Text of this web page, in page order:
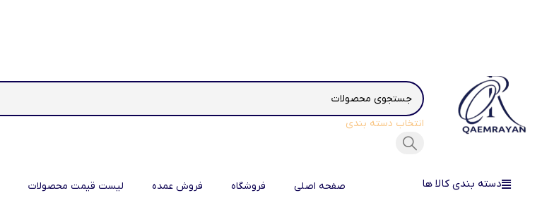
انتخاب دسته بندی
دسته بندی کالا ها صفحه اصلی فروشگاه فروش عمده لیست قیمت محصولات